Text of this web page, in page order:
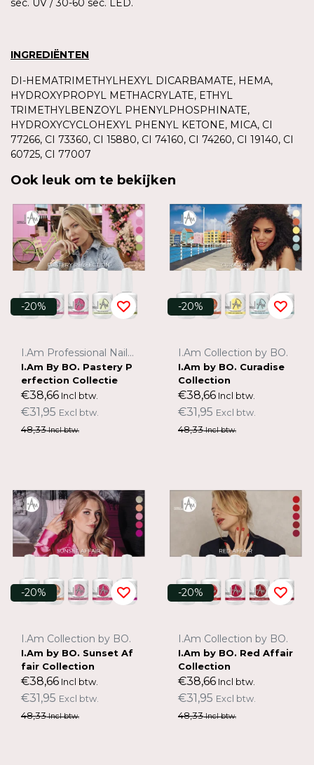
sec. UV / 30-60 sec. LED.
INGREDIËNTEN
DI-HEMATRIMETHYLHEXYL DICARBAMATE, HEMA,
HYDROXYPROPYL METHACRYLATE, ETHYL
TRIMETHYLBENZOYL PHENYLPHOSPHINATE,
HYDROXYCYCLOHEXYL PHENYL KETONE, MICA, CI
77266, CI 73360, CI 15880, CI 74160, CI 74260, CI 19140, CI
60725, CI 77007
Ook leuk om te bekijken
-20%
I.Am Professional Nail Systems
I.Am By BO. Pastery P
erfection Collectie
€38,66 Incl btw.
€31,95 Excl btw.
48,33Incl btw.
-20%
I.Am Collection by BO.
I.Am by BO. Curadise
Collection
€38,66 Incl btw.
€31,95 Excl btw.
48,33Incl btw.
-20%
I.Am Collection by BO.
I.Am by BO. Sunset Af
fair Collection
€38,66 Incl btw.
€31,95 Excl btw.
48,33Incl btw.
-20%
I.Am Collection by BO.
I.Am by BO. Red Affair
Collection
€38,66 Incl btw.
€31,95 Excl btw.
48,33Incl btw.